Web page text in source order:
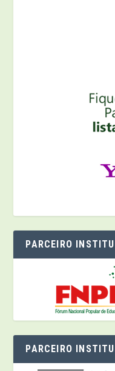
PARCEIRO
PARCEIRO